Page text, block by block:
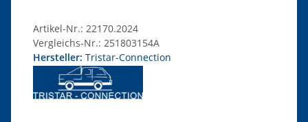
Artikel-Nr.: 22170.2024
Vergleichs-Nr.: 251803154A
Hersteller: Tristar-Connection